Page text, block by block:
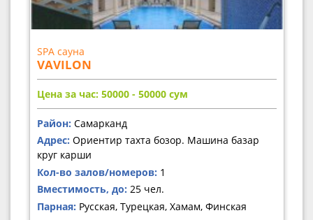
SPA сауна
VAVILON
Цена за час: 50000 - 50000 сум
Район: Самарканд
Адрес: Ориентир тахта бозор. Машина базар
круг карши
Кол-во залов/номеров: 1
Вместимость, до: 25 чел.
Парная: Русская, Турецкая, Хамам, Финская